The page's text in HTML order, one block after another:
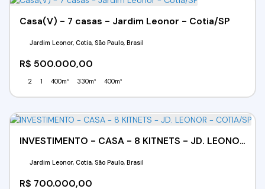
Casa(V) - 7 casas - Jardim Leonor - Cotia/SP
R$ 500.000,00
Jardim Leonor, Cotia, São Paulo, Brasil
2 1 400m² 330m² 400m²
INVESTIMENTO - CASA - 8 KITNETS - JD. LEONOR - COTIA/SP
R$ 700.000,00
Jardim Leonor, Cotia, São Paulo, Brasil